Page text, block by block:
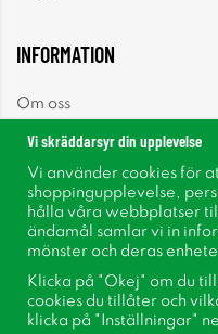
INFORMATION
Om oss
Nyhetsbrev
Om cookies
Inspiration
Vi skräddarsyr din upplevelse
Vi använder cookies för
shoppingupplevelse,
hålla våra webbplatser
ändamål samlar vi in
mönster och deras
Klicka på "Okej" om du
cookies du tillåter och
klicka på "Inställningar"